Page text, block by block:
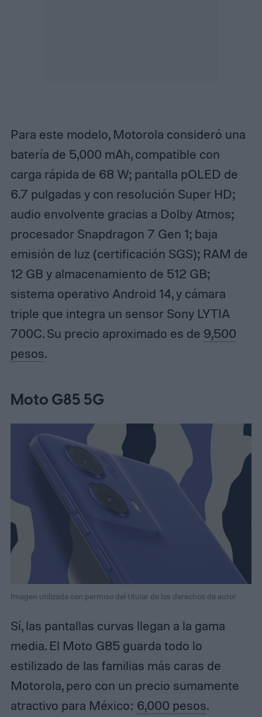
Para este modelo, Motorola consideró una
batería de 5,000 mAh, compatible con
carga rápida de 68 W; pantalla pOLED de
6.7 pulgadas y con resolución Super HD;
audio envolvente gracias a Dolby Atmos;
procesador Snapdragon 7 Gen 1; baja
emisión de luz (certificación SGS); RAM de
12 GB y almacenamiento de 512 GB;
sistema operativo Android 14, y cámara
triple que integra un sensor Sony LYTIA
700C. Su precio aproximado es de 9,500
pesos.
Moto G85 5G
Imagen utilizada con permiso del titular de los derechos de autor
Sí, las pantallas curvas llegan a la gama
media. El Moto G85 guarda todo lo
estilizado de las familias más caras de
Motorola, pero con un precio sumamente
atractivo para México: 6,000 pesos.